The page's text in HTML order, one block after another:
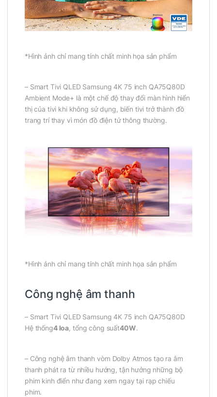
*Hình ảnh chỉ mang tính chất minh họa sản phẩm
– Smart Tivi QLED Samsung 4K 75 inch QA75Q80D
Ambient Mode+ là một chế độ thay đổi màn hình hiển
thị của tivi khi không sử dụng, biến tivi trở thành đồ
trang trí thay vì món đồ điện tử thông thường.
*Hình ảnh chỉ mang tính chất minh họa sản phẩm
Công nghệ âm thanh
– Smart Tivi QLED Samsung 4K 75 inch QA75Q80D
Hệ thống4 loa, tổng công suất40W.
– Công nghệ âm thanh vòm Dolby Atmos tạo ra âm
thanh phát ra từ nhiều hướng, tận hưởng những bộ
phim kinh điển như đang xem ngay tại rạp chiếu
phim.